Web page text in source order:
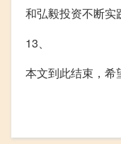
和弘毅投资不断实
13、
本文到此结束，希